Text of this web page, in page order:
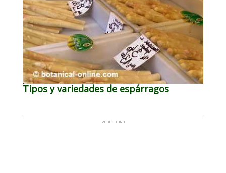
Tipos y variedades de espárragos